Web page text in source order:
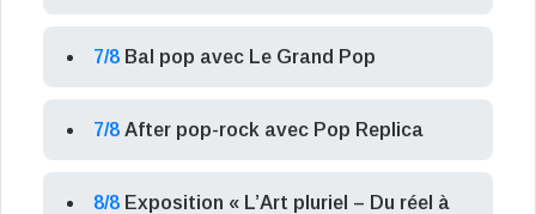
7/8 Bal pop avec Le Grand Pop
7/8 After pop-rock avec Pop Replica
8/8 Exposition « L’Art pluriel – Du réel à